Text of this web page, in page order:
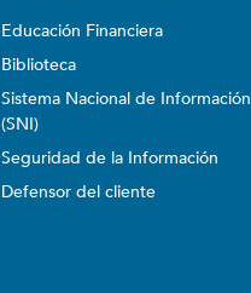
Educación Financiera
Biblioteca
Sistema Nacional de Información
(SNI)
Seguridad de la Información
Defensor del cliente